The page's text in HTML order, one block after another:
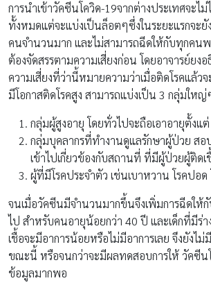
การนำเข้าวัคซีนโควิด-19จากต่างประเทศจะไ
ทั้งหมดแต่จะแบ่งเป็นล็อตๆซึ่งในระยะแรกจะยั
คนจำนวนมาก และไม่สามารถฉีดให้กับทุกคน
ต้องจัดสรรตามความเสี่ยงก่อน โดยอาจารย์ยง
ความเสี่ยงที่ว่านี้หมายความว่าเมื่อติดโรคแล้ว
มีโอกาสติดโรคสูง สามารถแบ่งเป็น 3 กลุ่มใหญ่
กลุ่มผู้สูงอายุ โดยทั่วไปจะถือเอาอายุตั้งแ
กลุ่มบุคลากรที่ทำงานดูแลรักษาผู้ป่วย ส
เข้าไปเกี่ยวข้องกับสถานที่ ที่มีผู้ป่วยผู้ติดเ
ผู้ที่มีโรคประจำตัว เช่นเบาหวาน โรคปอด
จนเมื่อวัคซีนมีจำนวนมากขึ้นจึงเพิ่มการฉีดให้
ไป สำหรับคนอายุน้อยกว่า 40 ปี และเด็กที่มีร่า
เชื้อจะมีอาการน้อยหรือไม่มีอาการเลย จึงยังไ
ขณะนี้ หรือจนกว่าจะมีผลทดสอบการให้ วัคซีน
ข้อมูลมากพอ